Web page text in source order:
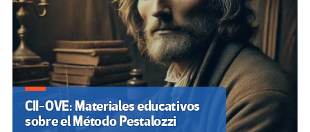
CII-OVE: Materiales educativos
sobre el Método Pestalozzi